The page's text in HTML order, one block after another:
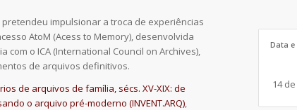
pretendeu impulsionar a troca de experiências
AtoM (Acess to Memory), desenvolvida
o ICA (International Council on Archives),
de arquivos definitivos.
de arquivos de família, sécs. XV-XIX: de
o arquivo pré-moderno (INVENT.ARQ),
Data e
14